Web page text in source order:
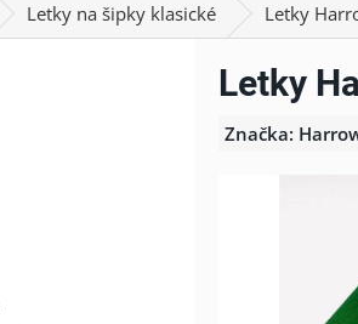
Letky na šipky klasické Letky
Letky
Značka: